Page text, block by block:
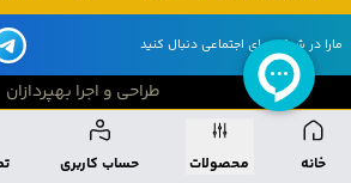
خانه محصولات حساب کاربری
مارا در شبکه های اجتماعی دنبال کنید
طراحی و اجرا بهپردازان
طراحی و اجرا بهپردازان